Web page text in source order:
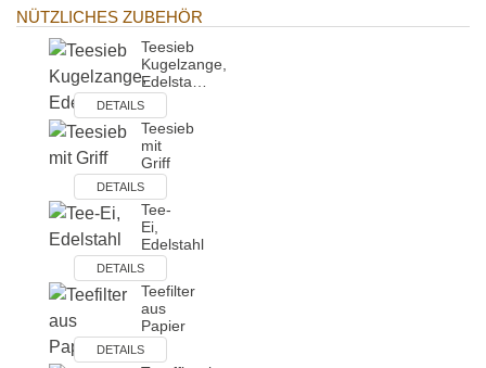
NÜTZLICHES ZUBEHÖR
Teesieb
Kugelzange,
Edelsta…
DETAILS
Teesieb
mit
Griff
DETAILS
Tee-
Ei,
Edelstahl
DETAILS
Teefilter
aus
Papier
DETAILS